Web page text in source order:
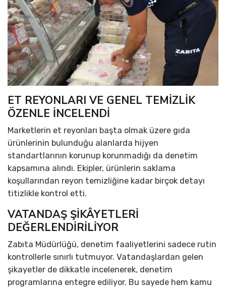
ET REYONLARI VE GENEL TEMİZLİK
ÖZENLE İNCELENDİ
Marketlerin et reyonları başta olmak üzere gıda
ürünlerinin bulunduğu alanlarda hijyen
standartlarının korunup korunmadığı da denetim
kapsamına alındı. Ekipler, ürünlerin saklama
koşullarından reyon temizliğine kadar birçok detayı
titizlikle kontrol etti.
VATANDAŞ ŞİKÂYETLERİ
DEĞERLENDİRİLİYOR
Zabıta Müdürlüğü, denetim faaliyetlerini sadece rutin
kontrollerle sınırlı tutmuyor. Vatandaşlardan gelen
şikayetler de dikkatle incelenerek, denetim
programlarına entegre ediliyor. Bu sayede hem kamu